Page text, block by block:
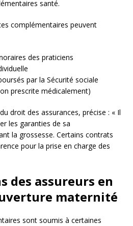
santé.
complémentaires peuvent
des praticiens
par la Sécurité sociale
prescrite médicalement)
droit des assurances, précise : « Il
les garanties de sa
la grossesse. Certains contrats
pour la prise en charge des
des assureurs en
maternité
sont soumis à certaines